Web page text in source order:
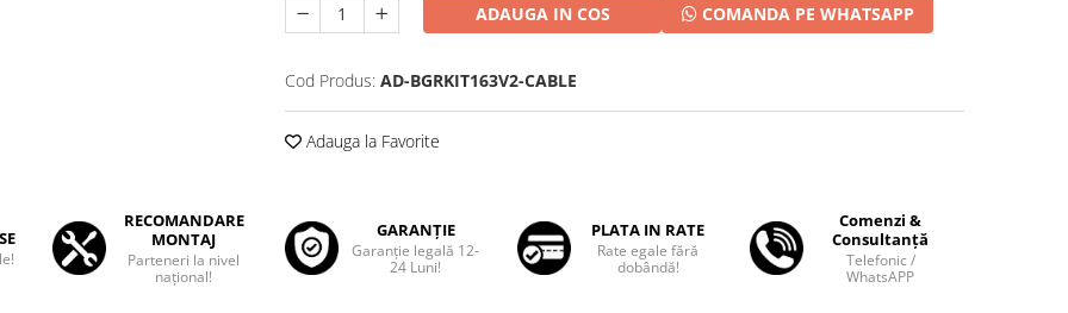
ADAUGA IN COS COMANDA PE WHATSAPP
Cod Produs: AD-BGRKIT163V2-CABLE
Adauga la Favorite
RECOMANDARE
MONTAJ
Parteneri la nivel
național!
GARANȚIE
Garanţie legală 12-
24 Luni!
PLATA IN RATE
Rate egale fără
dobândă!
Comenzi &
Consultanță
Telefonic /
WhatsAPP